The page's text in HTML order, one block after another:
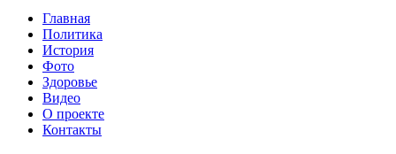
Главная
Политика
История
Фото
Здоровье
Видео
О проекте
Контакты